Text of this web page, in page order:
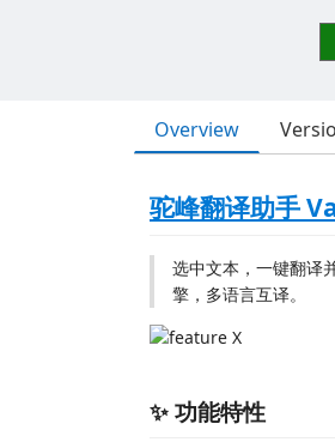
Overview
驼峰翻译助手
选中文本，一键翻译
擎，多语言互译。
✨ 功能特性